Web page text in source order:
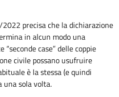
precisa che la dichiarazione
in alcun modo una
case” delle coppie
civile possano usufruire
è la stessa (e quindi
una sola volta.